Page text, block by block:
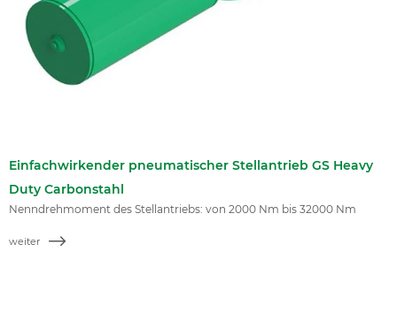
Einfachwirkender pneumatischer Stellantrieb GS Heavy
Duty Carbonstahl
Nenndrehmoment des Stellantriebs: von 2000 Nm bis 32000 Nm
weiter